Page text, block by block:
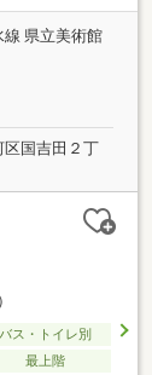
県立美術館
国吉田２丁
バス・トイレ別
最上階